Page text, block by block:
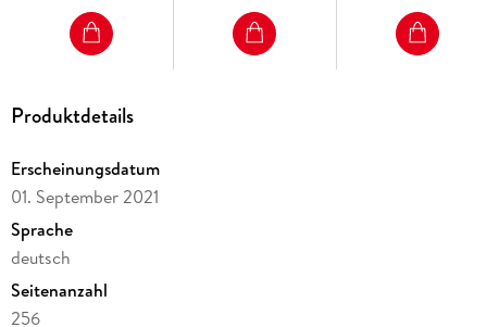
Inhaltsverzeichnis
Hinweis zur Optimierung
Impressum
Eine Bande mit vielen Gesichtern
Geschwisterkinder sind Geschenke
Positionen und Rollen
Geschwister sind ähnlich und anders
Rivalen und Verbündete
Wenn sich Geschwister zoffen
Wenn Eltern sich trennen
Produktdetails
Erscheinungsdatum
01. September 2021
Sprache
deutsch
Seitenanzahl
256